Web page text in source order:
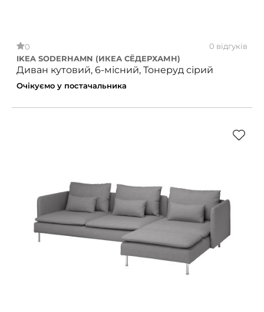
0
0 відгуків
IKEA SODERHAMN (ИКЕА СЁДЕРХАМН)
Диван кутовий, 6-місний, Тонеруд сірий
Очікуємо у постачальника